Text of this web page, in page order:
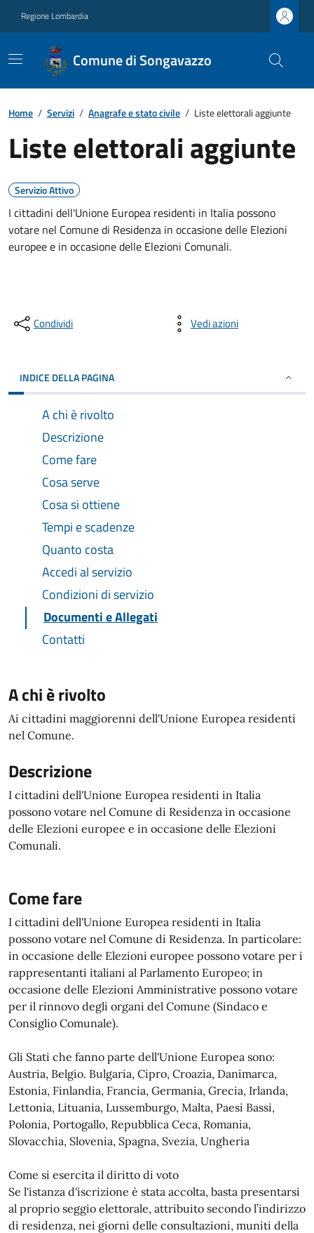
Regione Lombardia
Comune di Songavazzo
Home / Servizi / Anagrafe e stato civile / Liste elettorali aggiunte
Liste elettorali aggiunte
Servizio Attivo
I cittadini dell'Unione Europea residenti in Italia possono
votare nel Comune di Residenza in occasione delle Elezioni
europee e in occasione delle Elezioni Comunali.
Condividi Vedi azioni
INDICE DELLA PAGINA
A chi è rivolto
Descrizione
Come fare
Cosa serve
Cosa si ottiene
Tempi e scadenze
Quanto costa
Accedi al servizio
Condizioni di servizio
Documenti e Allegati
Contatti
A chi è rivolto
Ai cittadini maggiorenni dell'Unione Europea residenti
nel Comune.
Descrizione
I cittadini dell'Unione Europea residenti in Italia
possono votare nel Comune di Residenza in occasione
delle Elezioni europee e in occasione delle Elezioni
Comunali.
Come fare
I cittadini dell'Unione Europea residenti in Italia
possono votare nel Comune di Residenza. In particolare:
in occasione delle Elezioni europee possono votare per i
rappresentanti italiani al Parlamento Europeo; in
occasione delle Elezioni Amministrative possono votare
per il rinnovo degli organi del Comune (Sindaco e
Consiglio Comunale).
Gli Stati che fanno parte dell'Unione Europea sono:
Austria, Belgio. Bulgaria, Cipro, Croazia, Danimarca,
Estonia, Finlandia, Francia, Germania, Grecia, Irlanda,
Lettonia, Lituania, Lussemburgo, Malta, Paesi Bassi,
Polonia, Portogallo, Repubblica Ceca, Romania,
Slovacchia, Slovenia, Spagna, Svezia, Ungheria
Come si esercita il diritto di voto
Se l'istanza d'iscrizione è stata accolta, basta presentarsi
al proprio seggio elettorale, attribuito secondo l’indirizzo
di residenza, nei giorni delle consultazioni, muniti della